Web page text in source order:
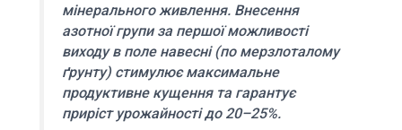
мінерального живлення. Внесення
азотної групи за першої можливості
виходу в поле навесні (по мерзлоталому
ґрунту) стимулює максимальне
продуктивне кущення та гарантує
приріст урожайності до 20–25%.